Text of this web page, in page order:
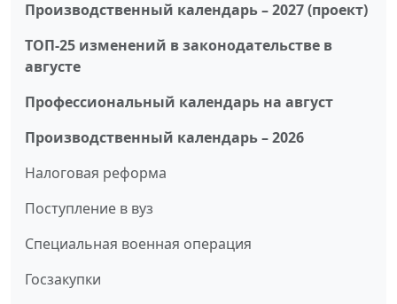
Производственный календарь – 2027 (проект)
ТОП-25 изменений в законодательстве в
августе
Профессиональный календарь на август
Производственный календарь – 2026
Налоговая реформа
Поступление в вуз
Специальная военная операция
Госзакупки